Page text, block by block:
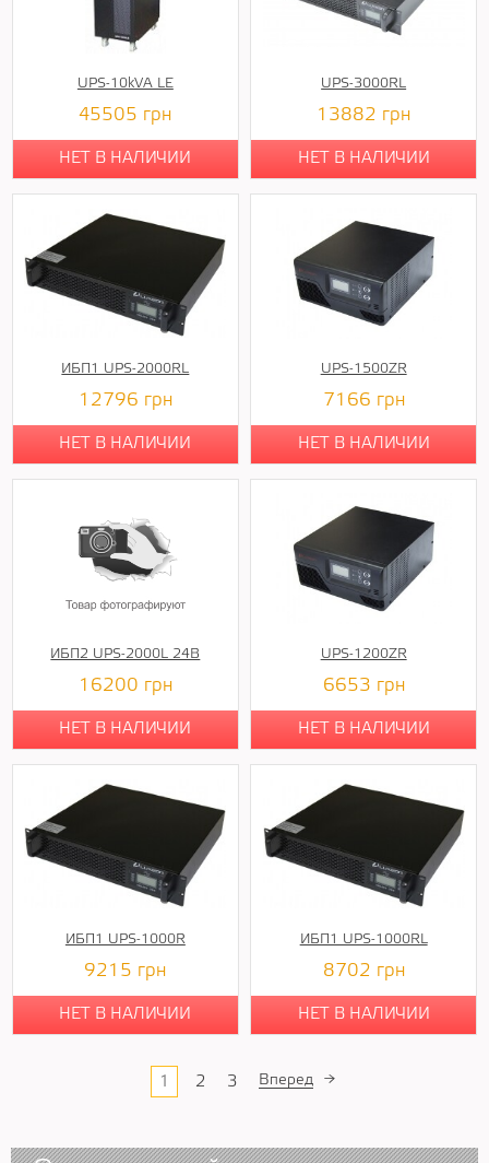
UPS-10kVA LE
45505 грн
НЕТ В НАЛИЧИИ
UPS-3000RL
13882 грн
НЕТ В НАЛИЧИИ
ИБП1 UPS-2000RL
12796 грн
НЕТ В НАЛИЧИИ
UPS-1500ZR
7166 грн
НЕТ В НАЛИЧИИ
ИБП2 UPS-2000L 24В
16200 грн
НЕТ В НАЛИЧИИ
UPS-1200ZR
6653 грн
НЕТ В НАЛИЧИИ
ИБП1 UPS-1000R
9215 грн
НЕТ В НАЛИЧИИ
ИБП1 UPS-1000RL
8702 грн
НЕТ В НАЛИЧИИ
1 2 3 Вперед →